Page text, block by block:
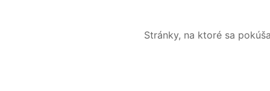
Stránky, na ktoré sa